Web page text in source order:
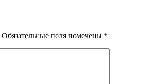
Обязательные поля помечены *